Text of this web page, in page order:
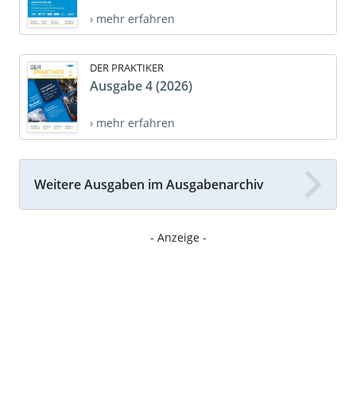
› mehr erfahren
DER PRAKTIKER
Ausgabe 4 (2026)
› mehr erfahren
Weitere Ausgaben im Ausgabenarchiv
- Anzeige -